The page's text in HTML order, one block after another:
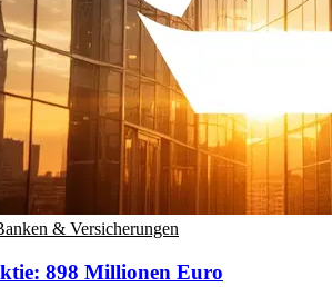
& Versicherungen
898 Millionen Euro